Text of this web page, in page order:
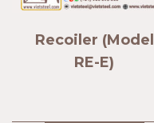
Recoiler (Model
RE-E)